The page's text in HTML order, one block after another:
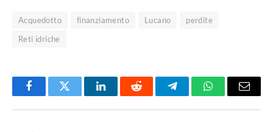
Acquedotto finanziamento Lucano
perdite
Reti idriche
FacebookTwitter LinkedInReddit TelegramWhatsAppEmail